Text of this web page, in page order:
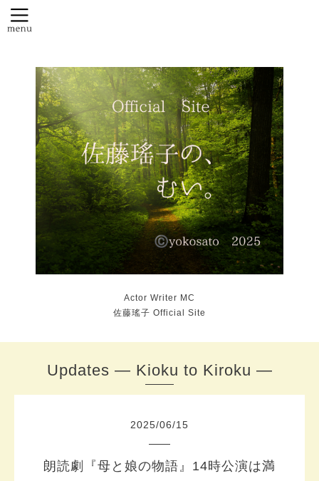
Actor Writer MC
佐藤瑤子 Official Site
Updates — Kioku to Kiroku —
2025/06/15
朗読劇『母と娘の物語』14時公演は満